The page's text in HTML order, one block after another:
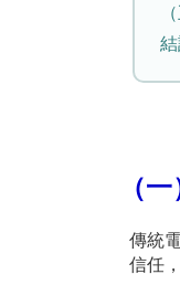
（
傳統
信任